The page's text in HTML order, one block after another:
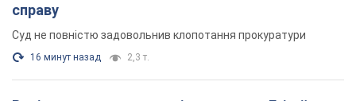
справу
Суд не повністю задовольнив клопотання прокуратури
16 минут назад 2,3 т.